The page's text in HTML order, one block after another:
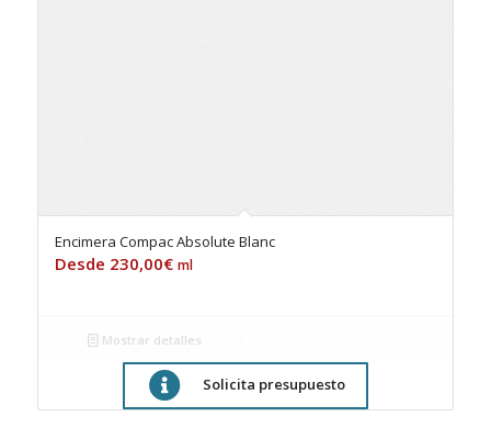
Encimera Compac Absolute Blanc
230,00€ ml
Mostrar detalles
Solicita presupuesto